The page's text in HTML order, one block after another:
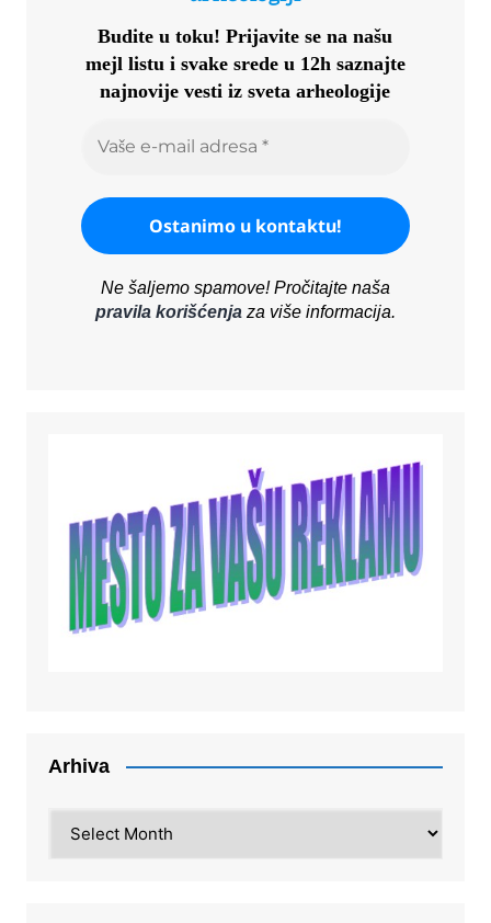
Budite u toku!Prijavite se na našu
mejl listu i svake srede u 12h saznajte
najnovije vesti iz sveta arheologije
Ne šaljemo spamove! Pročitajte naša
pravila korišćenjaza više informacija.
Arhiva